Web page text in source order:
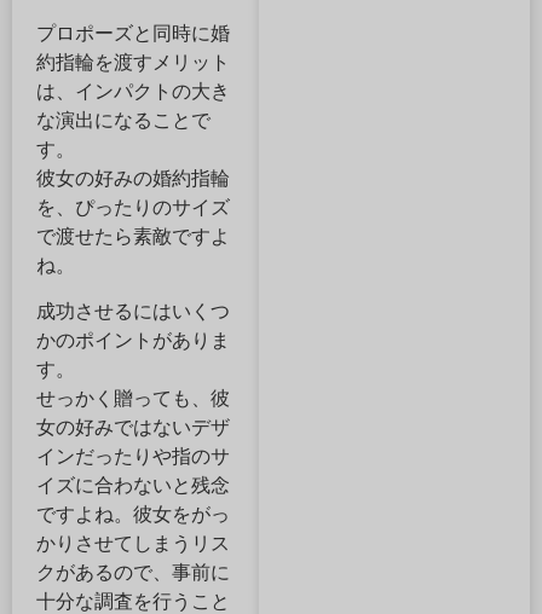
プロポーズと同時に婚
約指輪を渡すメリット
は、インパクトの大き
な演出になることで
す。
彼女の好みの婚約指輪
を、ぴったりのサイズ
で渡せたら素敵ですよ
ね。
成功させるにはいくつ
かのポイントがありま
す。
せっかく贈っても、彼
女の好みではないデザ
インだったりや指のサ
イズに合わないと残念
ですよね。彼女をがっ
かりさせてしまうリス
クがあるので、事前に
十分な調査を行うこと